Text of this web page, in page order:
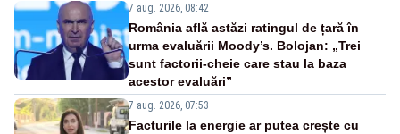
7 aug. 2026, 08:42
România află astăzi ratingul de țară în
urma evaluării Moody’s. Bolojan: „Trei
sunt factorii-cheie care stau la baza
acestor evaluări”
7 aug. 2026, 07:53
Facturile la energie ar putea crește cu